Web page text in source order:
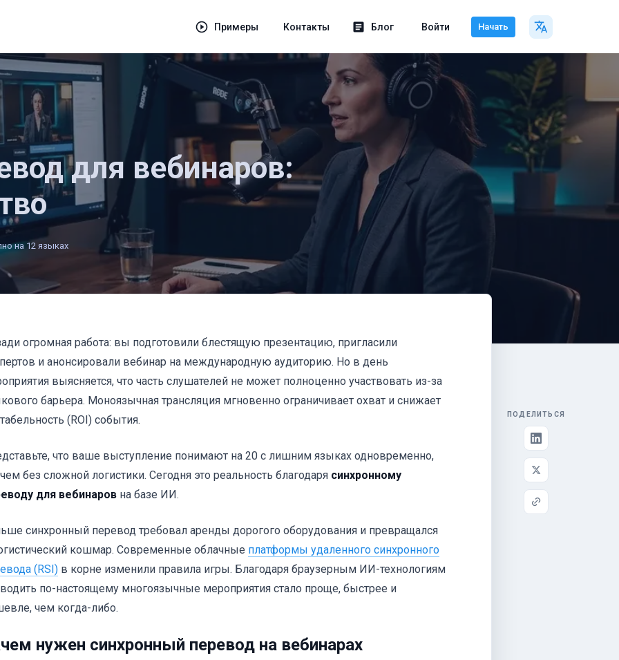
Примеры Контакты Блог Войти Начать
для вебинаров:
на 12 языках
огромная работа: вы подготовили блестящую презентацию, пригласили
и анонсировали вебинар на международную аудиторию. Но в день
выясняется, что часть слушателей не может полноценно участвовать из-за
барьера. Моноязычная трансляция мгновенно ограничивает охват и снижает
(ROI) события.
что ваше выступление понимают на 20 с лишним языках одновременно,
без сложной логистики. Сегодня это реальность благодаря синхронному
для вебинаров на базе ИИ.
синхронный перевод требовал аренды дорогого оборудования и превращался
кошмар. Современные облачные платформы удаленного синхронного
(RSI) в корне изменили правила игры. Благодаря браузерным ИИ-технологиям
по-настоящему многоязычные мероприятия стало проще, быстрее и
чем когда-либо.
нужен синхронный перевод на вебинарах
ПОДЕЛИТЬСЯ